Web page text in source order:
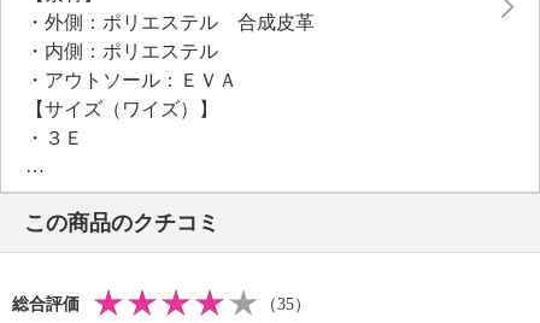
・外側：ポリエステル 合成皮革
・内側：ポリエステル
・アウトソール：ＥＶＡ
【サイズ（ワイズ）】
・３Ｅ
【サイズ（その他）】
・ヒールの高さ：約５．５ｃｍ
・前底厚み：約３．５ｃｍ
・前側着地点厚み：約３．５ｃｍ
【重さ】
この商品のクチコミ
総合評価 （35）